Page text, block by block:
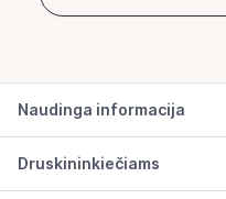
Naudinga informacija
Druskininkiečiams